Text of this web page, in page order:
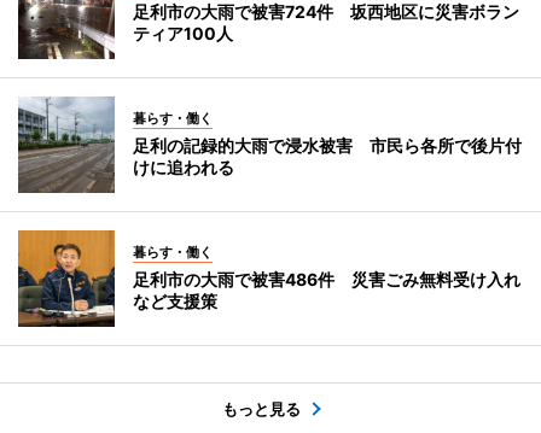
足利市の大雨で被害724件 坂西地区に災害ボラン
ティア100人
暮らす・働く
足利の記録的大雨で浸水被害 市民ら各所で後片付
けに追われる
暮らす・働く
足利市の大雨で被害486件 災害ごみ無料受け入れ
など支援策
もっと見る